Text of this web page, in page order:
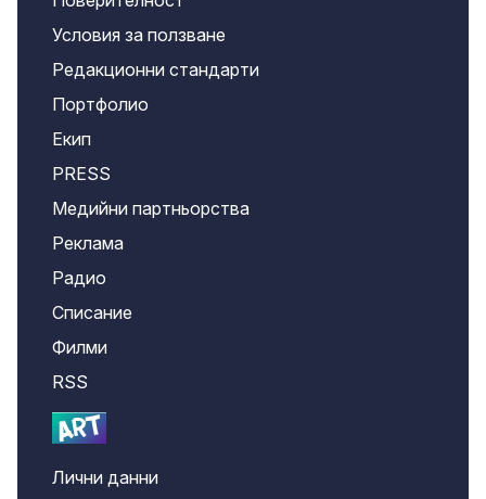
Условия за ползване
Редакционни стандарти
Портфолио
Екип
PRESS
Медийни партньорства
Реклама
Радио
Списание
Филми
RSS
Лични данни